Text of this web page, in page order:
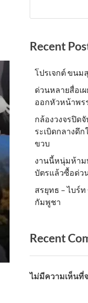
Recent
โปรเจกต์ ขนม
ด่วนหลายสื่อเ
ออกหัวหน้าพร
กล้องวงจรปิด
ระเบิดกลางดึ
ขวบ
งานนี้หนุ่มห้าม
บัตรแล้วซื้อด่ว
สรยุทธ – ไบร์
กัมพูชา
Recent
ไม่มีความเห็นที่